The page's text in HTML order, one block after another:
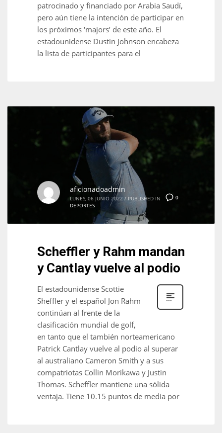
patrocinado y financiado por Arabia Saudí,
pero aún tiene la intención de participar en
los próximos ‘majors’ de este año. El
estadounidense Dustin Johnson encabeza
la lista de participantes para el
0
aficionadoadmin
LUNES, 06 JUNIO 2022 / PUBLISHED IN
DEPORTES
Scheffler y Rahm mandan
y Cantlay vuelve al podio
El estadounidense Scottie
Sheffler y el español Jon Rahm
continúan al frente de la
clasificación mundial de golf,
en tanto que el también norteamericano
Patrick Cantlay vuelve al podio al superar
al australiano Cameron Smith y a sus
compatriotas Collin Morikawa y Justin
Thomas. Scheffler mantiene una sólida
ventaja. Tiene 10.15 puntos de media por